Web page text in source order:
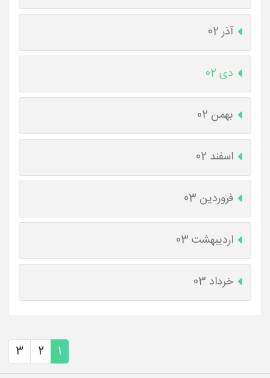
آذر 02
دی 02
بهمن 02
اسفند 02
فروردین 03
اردیبهشت 03
خرداد 03
1
2
3